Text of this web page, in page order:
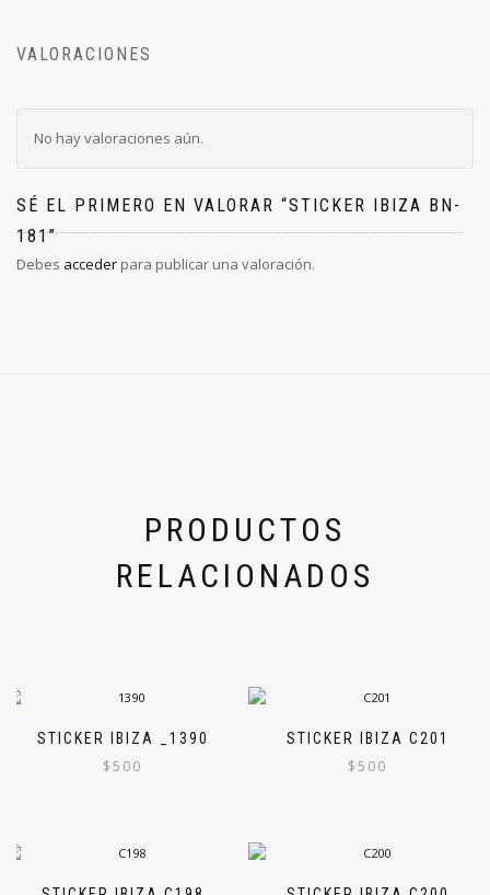
VALORACIONES
No hay valoraciones aún.
SÉ EL PRIMERO EN VALORAR “STICKER IBIZA BN-
181”
Debes acceder para publicar una valoración.
PRODUCTOS
RELACIONADOS
STICKER IBIZA _1390
$500
STICKER IBIZA C201
$500